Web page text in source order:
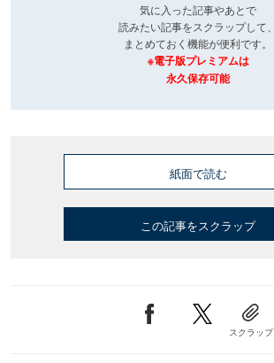
気に入った記事やあとで
読みたい記事をスクラップして、
まとめておく機能が便利です。
※電子版プレミアムは
永久保存可能
紙面で読む
この記事をスクラップ
スクラップ